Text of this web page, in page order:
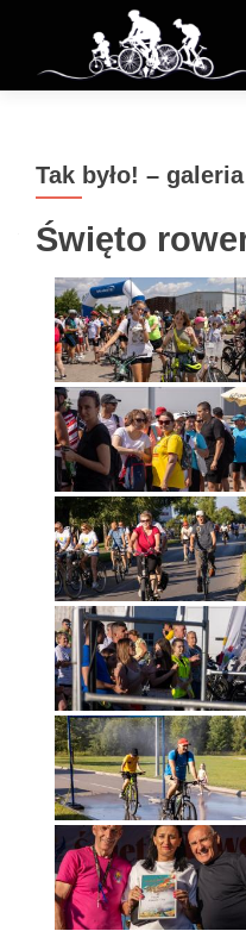
Tak było! – galeria
Święto